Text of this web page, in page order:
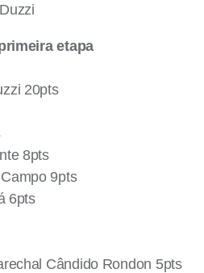
etapa
20pts
8pts
9pts
6pts
Cândido Rondon 5pts